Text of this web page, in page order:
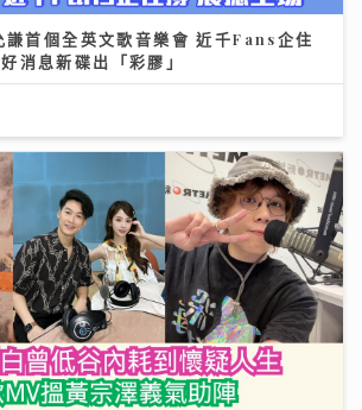
首個全英文歌音樂會 近千Fans企住
消息新碟出「彩膠」